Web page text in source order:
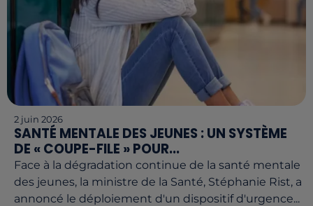
2 juin 2026
SANTÉ MENTALE DES JEUNES : UN SYSTÈME
DE « COUPE-FILE » POUR...
Face à la dégradation continue de la santé mentale
des jeunes, la ministre de la Santé, Stéphanie Rist, a
annoncé le déploiement d'un dispositif d'urgence...